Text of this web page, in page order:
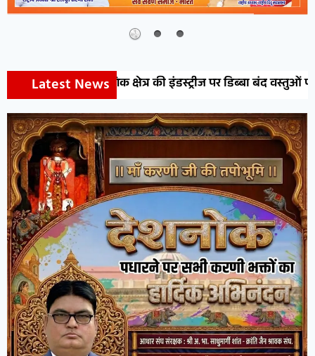
Latest News
क्षेत्र की इंडस्ट्रीज पर डिब्बा बंद वस्तुओं पर औचक निरीक्षण